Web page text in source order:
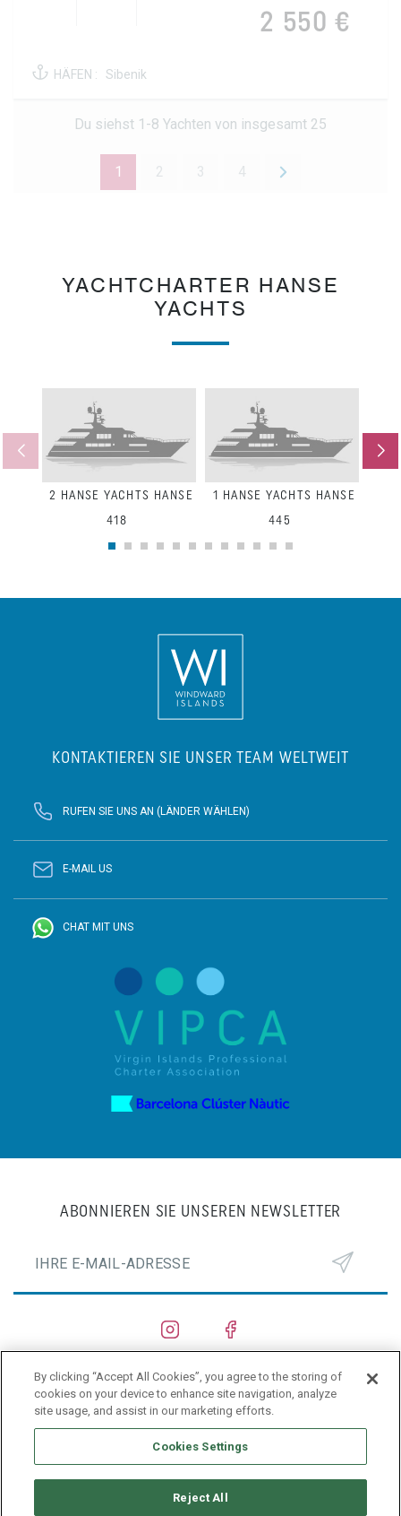
2 550 €
HÄFEN : Sibenik
Du siehst 1-8 Yachten von insgesamt 25
1 2 3 4
YACHTCHARTER HANSE
YACHTS
2 HANSE YACHTS HANSE
418
1 HANSE YACHTS HANSE
445
KONTAKTIEREN SIE UNSER TEAM WELTWEIT
RUFEN SIE UNS AN (LÄNDER WÄHLEN)
E-MAIL US
CHAT MIT UNS
SCHIFFSWERFTEN
PRIVACY POLICY
ABONNIEREN SIE UNSEREN NEWSLETTER
By clicking “Accept All Cookies”, you agree to the storing of
cookies on your device to enhance site navigation, analyze
site usage, and assist in our marketing efforts.
Cookies Settings
Reject All